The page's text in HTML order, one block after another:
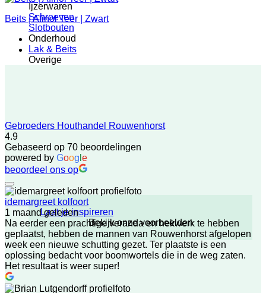
Ijzerwaren
Schroeven
Slotbouten
Onderhoud
Lak & Beits
Overige
Laat je inspireren
Bekijk onze voorbeelden
Beits | Afinol Teer | Zwart
Gebroeders Houthandel Rouwenhorst
4.9
Gebaseerd op 70 beoordelingen
powered by Goog e
beoordeel ons op
idemargreet kolfoort
1 maand geleden
Na eerder een prachtige veranda en hekwerk te hebben
geplaatst, hebben de mannen van Rouwenhorst afgelopen
week een nieuwe schutting gezet. Ter plaatste is een
oplossing bedacht voor boomwortels die in de weg zaten.
Het resultaat is weer super!